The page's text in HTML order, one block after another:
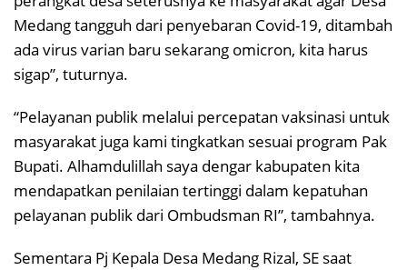
Medang tangguh dari penyebaran Covid-19, ditambah
ada virus varian baru sekarang omicron, kita harus
sigap”, tuturnya.
“Pelayanan publik melalui percepatan vaksinasi untuk
masyarakat juga kami tingkatkan sesuai program Pak
Bupati. Alhamdulillah saya dengar kabupaten kita
mendapatkan penilaian tertinggi dalam kepatuhan
pelayanan publik dari Ombudsman RI”, tambahnya.
Sementara Pj Kepala Desa Medang Rizal, SE saat